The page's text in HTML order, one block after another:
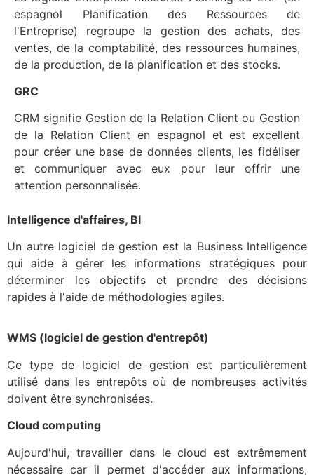
espagnol Planification des Ressources de
l'Entreprise) regroupe la gestion des achats, des
ventes, de la comptabilité, des ressources humaines,
de la production, de la planification et des stocks.
GRC
CRM signifie Gestion de la Relation Client ou Gestion
de la Relation Client en espagnol et est excellent
pour créer une base de données clients, les fidéliser
et communiquer avec eux pour leur offrir une
attention personnalisée.
Intelligence d'affaires, BI
Un autre logiciel de gestion est la Business Intelligence
qui aide à gérer les informations stratégiques pour
déterminer les objectifs et prendre des décisions
rapides à l'aide de méthodologies agiles.
WMS (logiciel de gestion d'entrepôt)
Ce type de logiciel de gestion est particulièrement
utilisé dans les entrepôts où de nombreuses activités
doivent être synchronisées.
Cloud computing
Aujourd'hui, travailler dans le cloud est extrêmement
nécessaire car il permet d'accéder aux informations,